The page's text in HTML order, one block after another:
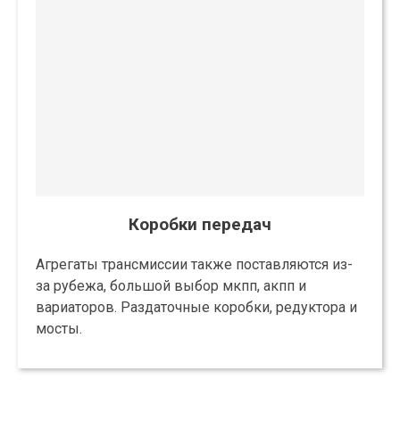
Коробки передач
Агрегаты трансмиссии также поставляются из-
за рубежа, большой выбор мкпп, акпп и
вариаторов. Раздаточные коробки, редуктора и
мосты.